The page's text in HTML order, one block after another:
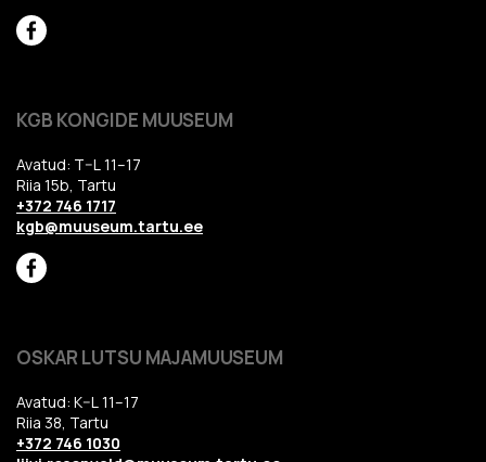
KGB KONGIDE MUUSEUM
Avatud: T–L 11–17
Riia 15b, Tartu
+372 746 1717
kgb@muuseum.tartu.ee
OSKAR LUTSU MAJAMUUSEUM
Avatud: K–L 11–17
Riia 38, Tartu
+372 746 1030